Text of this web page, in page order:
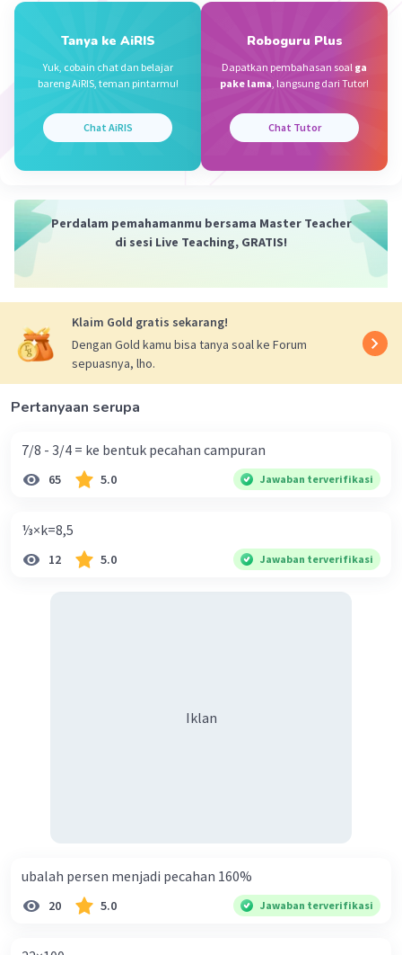
Jawaban : 90 cm^3
Perhatikan penjelasan berikut.
Ingat rumus volume limas:
Volume = 1/3 × luas alas × tinggi
Rumus luas segitiga:
Luas = 1/2 × alas × tinggi segitiga
a√b × c√d = ac√bd
Alas limas berbentuk segitiga sama sisi dengan
ditentukan dengan konsep pythagoras pada
segitiga, dan sisi segitiga sebagai sisi miringnya
sebagai berikut:
tinggi segitiga
= √(36 - 9)
= 3√3 cm
Sehingga volumenya:
= 1/3 × luas alas × tinggi
= 1/3 × 1/2 × 6 × 3√3 × 10√3
= 1/6 × 6 × 3√3 × 10√3
Tanya ke AiRIS
Yuk, cobain chat dan belajar
bareng AiRIS, teman pintarmu!
Chat AiRIS
Roboguru Plus
Dapatkan pembahasan soal ga
pake lama, langsung dari Tutor!
Chat Tutor
Perdalam pemahamanmu bersama Master Teacher
di sesi Live Teaching, GRATIS!
Klaim Gold gratis sekarang!
Dengan Gold kamu bisa tanya soal ke Forum
sepuasnya, lho.
Pertanyaan serupa
7/8 - 3/4 = ke bentuk pecahan campuran
65 5.0 Jawaban terverifikasi
⅓×k=8,5
12 5.0 Jawaban terverifikasi
Iklan
ubalah persen menjadi pecahan 160%
20 5.0 Jawaban terverifikasi